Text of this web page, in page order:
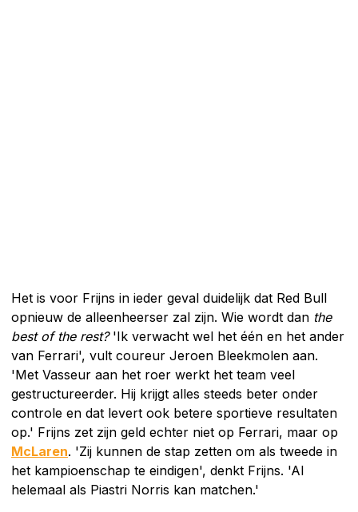
Het is voor Frijns in ieder geval duidelijk dat Red Bull
opnieuw de alleenheerser zal zijn. Wie wordt dan the
best of the rest?'Ik verwacht wel het één en het ander
van Ferrari', vult coureur Jeroen Bleekmolen aan.
'Met Vasseur aan het roer werkt het team veel
gestructureerder. Hij krijgt alles steeds beter onder
controle en dat levert ook betere sportieve resultaten
op.' Frijns zet zijn geld echter niet op Ferrari, maar op
McLaren. 'Zij kunnen de stap zetten om als tweede in
het kampioenschap te eindigen', denkt Frijns. 'Al
helemaal als Piastri Norris kan matchen.'